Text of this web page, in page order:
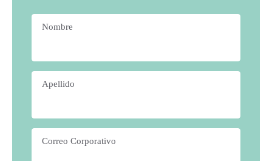
Nombre
Apellido
Correo Corporativo